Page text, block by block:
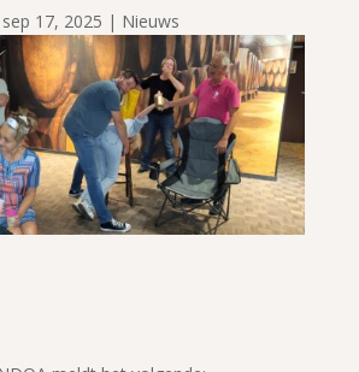
sep 17, 2025 | Nieuws